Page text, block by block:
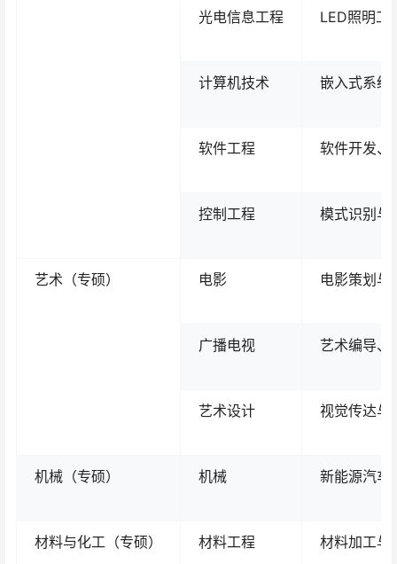
光电信息工程 LED照明工
计算机技术 嵌入式系统
软件工程 软件开发、
控制工程 模式识别与
艺术（专硕） 电影 电影策划与
广播电视 艺术编导、
艺术设计 视觉传达与
机械（专硕） 机械 新能源汽车
材料与化工（专硕） 材料工程 材料加工与